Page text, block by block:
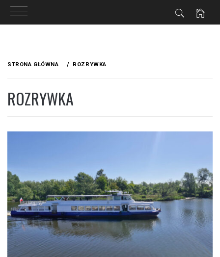
STRONA GŁÓWNA ROZRYWKA
ROZRYWKA